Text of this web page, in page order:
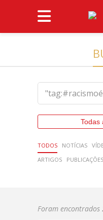
Todas
TODOS NOTÍCIAS
ARTIGOS
PUBLICAÇÕES
Foram encontrados